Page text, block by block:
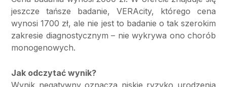
jeszcze tańsze badanie, VERAcity, którego cena
wynosi 1700 zł, ale nie jest to badanie o tak szerokim
zakresie diagnostycznym – nie wykrywa ono chorób
monogenowych.
Jak odczytać wynik?